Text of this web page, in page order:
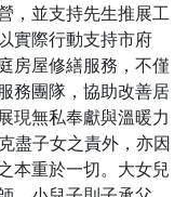
，並支持先生推展工
實際行動支持市府
房屋修繕服務，不僅
務團隊，協助改善居
現無私奉獻與溫暖力
盡子女之責外，亦因
本重於一切。大女兒